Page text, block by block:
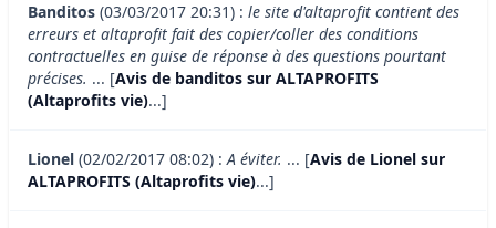
Banditos (03/03/2017 20:31) : le site d'altaprofit contient des
erreurs et altaprofit fait des copier/coller des conditions
contractuelles en guise de réponse à des questions pourtant
précises. ... [Avis de banditos sur ALTAPROFITS
(Altaprofits vie)...]
Lionel (02/02/2017 08:02) :A éviter. ... [Avis de Lionel sur
ALTAPROFITS (Altaprofits vie)...]